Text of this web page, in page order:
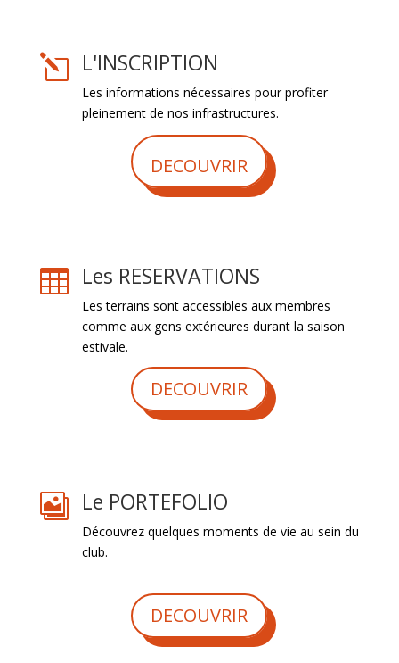
l L'INSCRIPTION
Les informations nécessaires pour profiter
pleinement de nos infrastructures.
DECOUVRIR
 Les RESERVATIONS
Les terrains sont accessibles aux membres
comme aux gens extérieures durant la saison
estivale.
DECOUVRIR
 Le PORTEFOLIO
Découvrez quelques moments de vie au sein du
club.
DECOUVRIR